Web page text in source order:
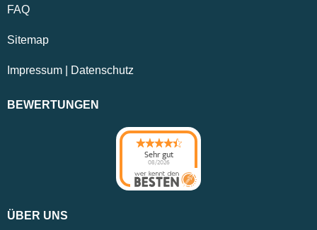
FAQ
Sitemap
Impressum Datenschutz
BEWERTUNGEN
Sehr gut
08/2026
ÜBER UNS